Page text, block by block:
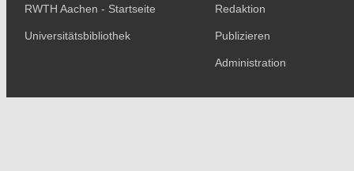
RWTH Aachen - Startseite
Universitätsbibliothek
Redaktion
Publizieren
Administration